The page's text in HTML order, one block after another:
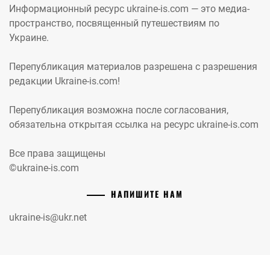
Информационный ресурс ukraine-is.com — это медиа-
пространство, посвященный путешествиям по
Украине.
Перепубликация материалов разрешена с разрешения
редакции Ukraine-is.com!
Перепубликация возможна после согласования,
обязательна открытая ссылка на ресурс ukraine-is.com
Все права защищены
©ukraine-is.com
НАПИШИТЕ НАМ
ukraine-is@ukr.net